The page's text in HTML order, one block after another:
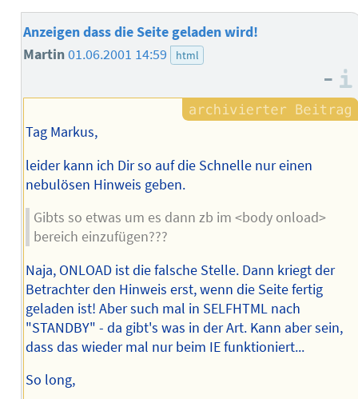
Anzeigen dass die Seite geladen wird!
Martin01.06.2001 14:59 html
–
Tag Markus,
leider kann ich Dir so auf die Schnelle nur einen
nebulösen Hinweis geben.
Gibts so etwas um es dann zb im <body onload>
bereich einzufügen???
Naja, ONLOAD ist die falsche Stelle. Dann kriegt der
Betrachter den Hinweis erst, wenn die Seite fertig
geladen ist! Aber such mal in SELFHTML nach
"STANDBY" - da gibt's was in der Art. Kann aber sein,
dass das wieder mal nur beim IE funktioniert...
So long,